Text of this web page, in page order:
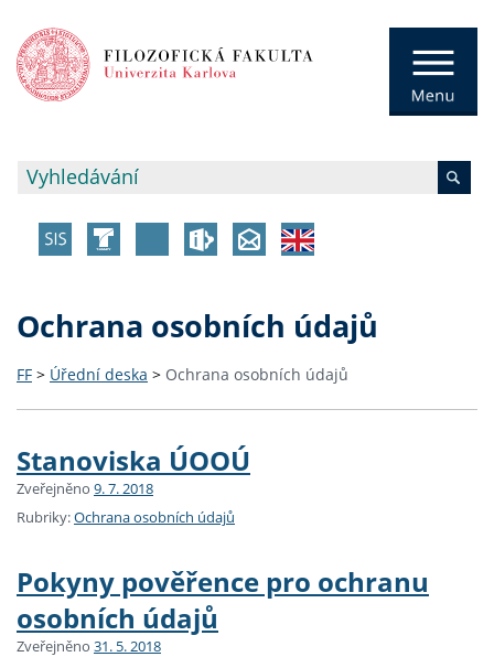
Ochrana osobních údajů
FF > Úřední deska > Ochrana osobních údajů
Stanoviska ÚOOÚ
Zveřejněno 9. 7. 2018
Rubriky:Ochrana osobních údajů
Pokyny pověřence pro ochranu
osobních údajů
Zveřejněno 31. 5. 2018